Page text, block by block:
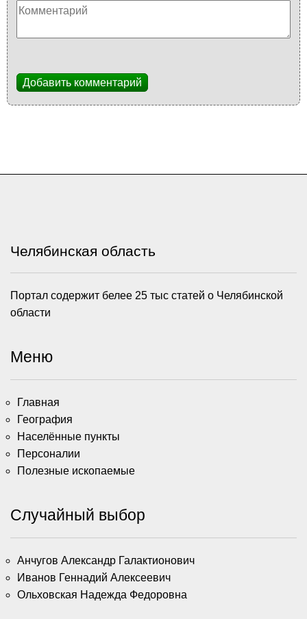
Добавить комментарий
Челябинская область
Портал содержит белее 25 тыс статей о Челябинской
области
Меню
Главная
География
Населённые пункты
Персоналии
Полезные ископаемые
Случайный выбор
Анчугов Александр Галактионович
Иванов Геннадий Алексеевич
Ольховская Надежда Федоровна